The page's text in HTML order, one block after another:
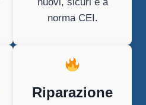
norma CEI.
Riparazione